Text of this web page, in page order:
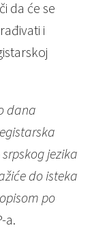
da će se
i
dana
jezika
do isteka
po
a.